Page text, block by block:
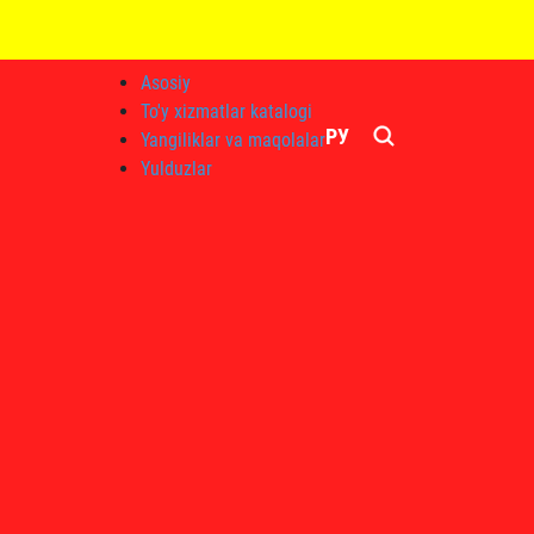
Asosiy
To'y xizmatlar katalogi
Yangiliklar va maqolalar
Yulduzlar
РУ